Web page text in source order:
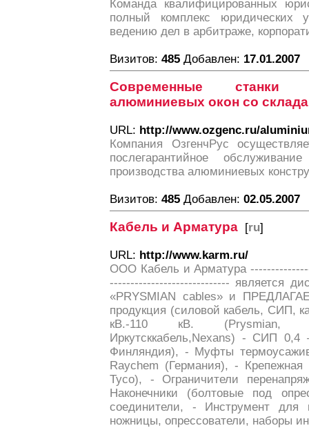
Команда квалифицированных
полный комплекс юридических
ведению дел в арбитраже,
Визитов: 485 Добавлен: 17.01.2007
Современные станки
алюминиевых окон со
URL: http://www.ozgenc.ru/
Компания ОзгенчРус
послегарантийное
производства алюминиевых
Визитов: 485 Добавлен: 02.05.2007
Кабель и Арматура [ru]
URL: http://www.karm.ru/
ООО Кабель и Арматура
----------------------------- является
«PRYSMIAN cables» и
продукция (силовой кабель, СИП,
кВ.-110 кВ. (Prysmian,
Иркутсккабель,Nexans) - СИП
Финляндия), - Муфты
Raychem (Германия), -
Tyco), - Ограничители
Наконечники (болтовые под
соединители, - Инструмент для
ножницы, опрессователи, наборы